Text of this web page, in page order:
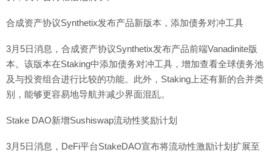
合成资产协议Synthetix发布产品新版本，添加债务对冲工具
3月5日消息，合成资产协议Synthetix发布产品前端Vanadinite版
本。该版本在Staking中添加债务对冲工具，增加查看全球债务池
及与投资组合进行比较的功能。此外，Staking上还有新的合并类
别，能够更容易地导航并减少界面混乱。
Stake DAO新增Sushiswap流动性奖励计划
3月5日消息，DeFi平台StakeDAO宣布将流动性激励计划扩展至